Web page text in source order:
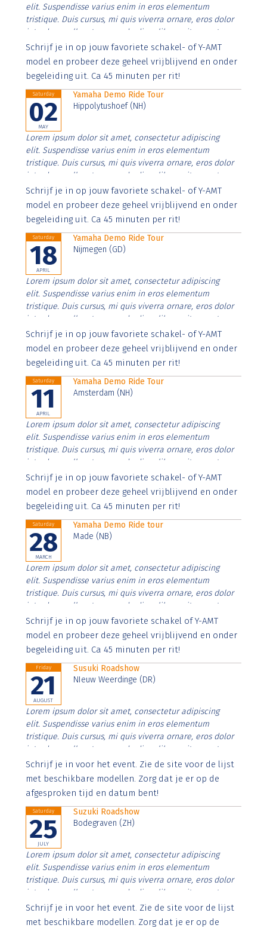
elit. Suspendisse varius enim in eros elementum
tristique. Duis cursus, mi quis viverra ornare, eros dolor
interdum nulla, ut commodo diam libero vitae erat.
Aenean faucibus nibh et justo cursus id rutrum lorem
imperdiet. Nunc ut sem vitae risus tristique posuere.
Schrijf je in op jouw favoriete schakel- of Y-AMT
model en probeer deze geheel vrijblijvend en onder
begeleiding uit. Ca 45 minuten per rit!
Saturday
02
MAY
Yamaha Demo Ride Tour
Hippolytushoef (NH)
Lorem ipsum dolor sit amet, consectetur adipiscing
elit. Suspendisse varius enim in eros elementum
tristique. Duis cursus, mi quis viverra ornare, eros dolor
interdum nulla, ut commodo diam libero vitae erat.
Aenean faucibus nibh et justo cursus id rutrum lorem
imperdiet. Nunc ut sem vitae risus tristique posuere.
Schrijf je in op jouw favoriete schakel- of Y-AMT
model en probeer deze geheel vrijblijvend en onder
begeleiding uit. Ca 45 minuten per rit!
Saturday
18
APRIL
Yamaha Demo Ride Tour
Nijmegen (GD)
Lorem ipsum dolor sit amet, consectetur adipiscing
elit. Suspendisse varius enim in eros elementum
tristique. Duis cursus, mi quis viverra ornare, eros dolor
interdum nulla, ut commodo diam libero vitae erat.
Aenean faucibus nibh et justo cursus id rutrum lorem
imperdiet. Nunc ut sem vitae risus tristique posuere.
Schrijf je in op jouw favoriete schakel- of Y-AMT
model en probeer deze geheel vrijblijvend en onder
begeleiding uit. Ca 45 minuten per rit!
Saturday
11
APRIL
Yamaha Demo Ride Tour
Amsterdam (NH)
Lorem ipsum dolor sit amet, consectetur adipiscing
elit. Suspendisse varius enim in eros elementum
tristique. Duis cursus, mi quis viverra ornare, eros dolor
interdum nulla, ut commodo diam libero vitae erat.
Aenean faucibus nibh et justo cursus id rutrum lorem
imperdiet. Nunc ut sem vitae risus tristique posuere.
Schrijf je in op jouw favoriete schakel- of Y-AMT
model en probeer deze geheel vrijblijvend en onder
begeleiding uit. Ca 45 minuten per rit!
Saturday
28
MARCH
Yamaha Demo Ride tour
Made (NB)
Lorem ipsum dolor sit amet, consectetur adipiscing
elit. Suspendisse varius enim in eros elementum
tristique. Duis cursus, mi quis viverra ornare, eros dolor
interdum nulla, ut commodo diam libero vitae erat.
Aenean faucibus nibh et justo cursus id rutrum lorem
imperdiet. Nunc ut sem vitae risus tristique posuere.
Schrijf je in op jouw favoriete schakel of Y-AMT
model en probeer deze geheel vrijblijvend en onder
begeleiding uit. Ca 45 minuten per rit!
Friday
21
AUGUST
Susuki Roadshow
NIeuw Weerdinge (DR)
Lorem ipsum dolor sit amet, consectetur adipiscing
elit. Suspendisse varius enim in eros elementum
tristique. Duis cursus, mi quis viverra ornare, eros dolor
interdum nulla, ut commodo diam libero vitae erat.
Aenean faucibus nibh et justo cursus id rutrum lorem
imperdiet. Nunc ut sem vitae risus tristique posuere.
Schrijf je in voor het event. Zie de site voor de lijst
met beschikbare modellen. Zorg dat je er op de
afgesproken tijd en datum bent!
Saturday
25
JULY
Suzuki Roadshow
Bodegraven (ZH)
Lorem ipsum dolor sit amet, consectetur adipiscing
elit. Suspendisse varius enim in eros elementum
tristique. Duis cursus, mi quis viverra ornare, eros dolor
interdum nulla, ut commodo diam libero vitae erat.
Aenean faucibus nibh et justo cursus id rutrum lorem
imperdiet. Nunc ut sem vitae risus tristique posuere.
Schrijf je in voor het event. Zie de site voor de lijst
met beschikbare modellen. Zorg dat je er op de